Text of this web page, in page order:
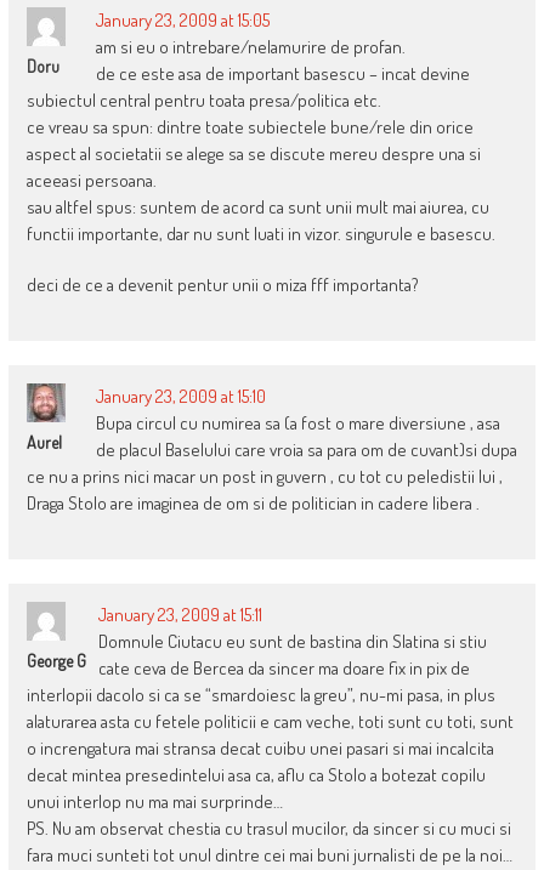
Doru
January 23, 2009 at 15:05
am si eu o intrebare/nelamurire de profan.
de ce este asa de important basescu – incat devine
subiectul central pentru toata presa/politica etc.
ce vreau sa spun: dintre toate subiectele bune/rele din orice
aspect al societatii se alege sa se discute mereu despre una si
aceeasi persoana.
sau altfel spus: suntem de acord ca sunt unii mult mai aiurea, cu
functii importante, dar nu sunt luati in vizor. singurule e basescu.
deci de ce a devenit pentur unii o miza fff importanta?
Aurel
January 23, 2009 at 15:10
Bupa circul cu numirea sa (a fost o mare diversiune , asa
de placul Baselului care vroia sa para om de cuvant)si dupa
ce nu a prins nici macar un post in guvern , cu tot cu peledistii lui ,
Draga Stolo are imaginea de om si de politician in cadere libera .
George G
January 23, 2009 at 15:11
Domnule Ciutacu eu sunt de bastina din Slatina si stiu
cate ceva de Bercea da sincer ma doare fix in pix de
interlopii dacolo si ca se “smardoiesc la greu”, nu-mi pasa, in plus
alaturarea asta cu fetele politicii e cam veche, toti sunt cu toti, sunt
o increngatura mai stransa decat cuibu unei pasari si mai incalcita
decat mintea presedintelui asa ca, aflu ca Stolo a botezat copilu
unui interlop nu ma mai surprinde…
PS. Nu am observat chestia cu trasul mucilor, da sincer si cu muci si
fara muci sunteti tot unul dintre cei mai buni jurnalisti de pe la noi…